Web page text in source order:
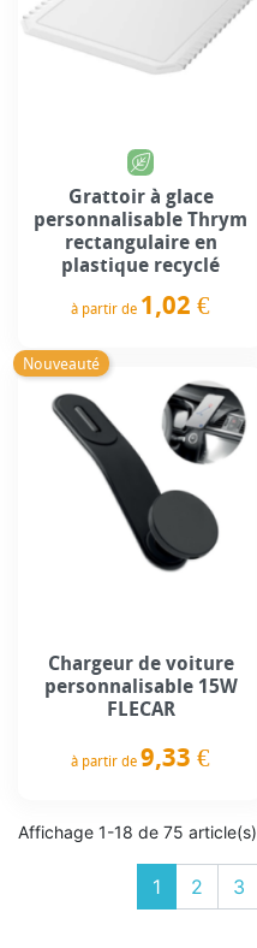
Grattoir à glace
personnalisable Thrym
rectangulaire en
plastique recyclé
à partir de 1,02 €
Nouveauté
Chargeur de voiture
personnalisable 15W
FLECAR
à partir de 9,33 €
Affichage 1-18 de 75 article(s)
1 2 3